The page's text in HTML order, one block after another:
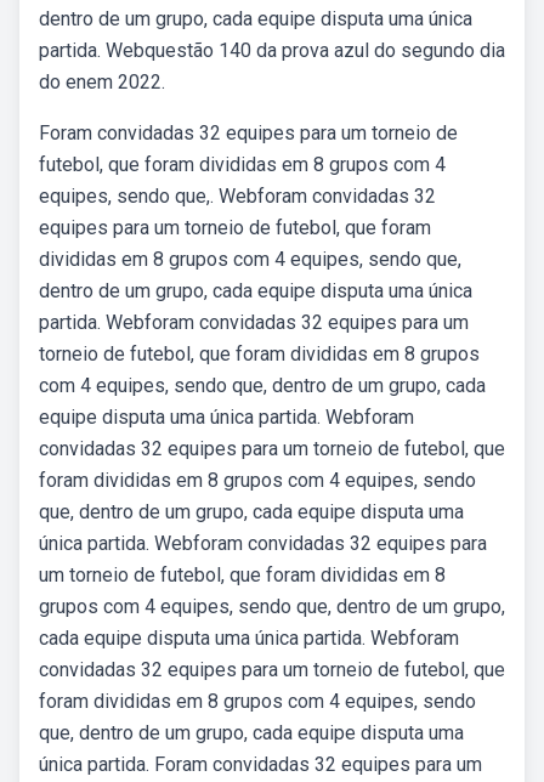
dentro de um grupo, cada equipe disputa uma única
partida. Webquestão 140 da prova azul do segundo dia
do enem 2022.
Foram convidadas 32 equipes para um torneio de
futebol, que foram divididas em 8 grupos com 4
equipes, sendo que,. Webforam convidadas 32
equipes para um torneio de futebol, que foram
divididas em 8 grupos com 4 equipes, sendo que,
dentro de um grupo, cada equipe disputa uma única
partida. Webforam convidadas 32 equipes para um
torneio de futebol, que foram divididas em 8 grupos
com 4 equipes, sendo que, dentro de um grupo, cada
equipe disputa uma única partida. Webforam
convidadas 32 equipes para um torneio de futebol, que
foram divididas em 8 grupos com 4 equipes, sendo
que, dentro de um grupo, cada equipe disputa uma
única partida. Webforam convidadas 32 equipes para
um torneio de futebol, que foram divididas em 8
grupos com 4 equipes, sendo que, dentro de um grupo,
cada equipe disputa uma única partida. Webforam
convidadas 32 equipes para um torneio de futebol, que
foram divididas em 8 grupos com 4 equipes, sendo
que, dentro de um grupo, cada equipe disputa uma
única partida. Foram convidadas 32 equipes para um